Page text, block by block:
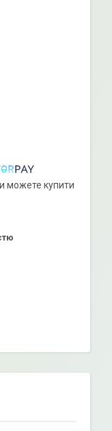
можете купити